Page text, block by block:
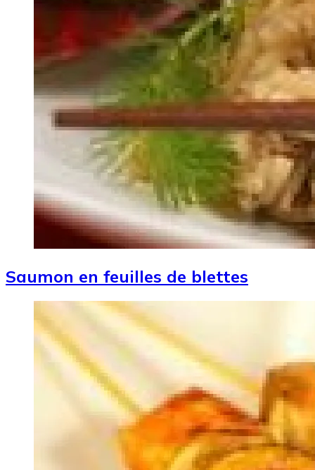
Saumon en feuilles de blettes
Image